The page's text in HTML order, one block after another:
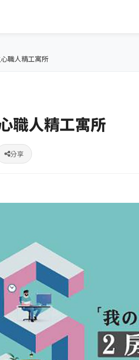
職人精工寓所
職人精工寓所
分享